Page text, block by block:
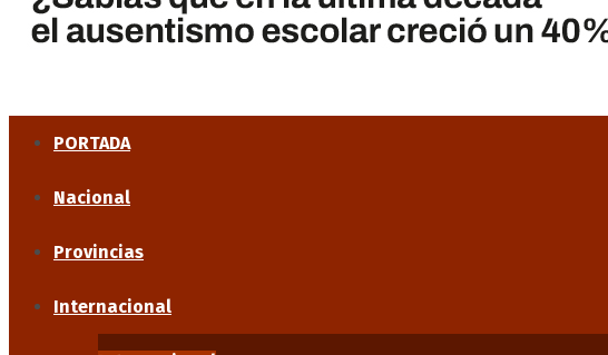
PORTADA
Nacional
Provincias
Internacional